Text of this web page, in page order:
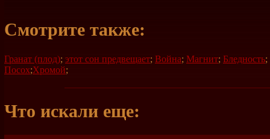
Смотрите также:
Гранат (плод); этот сон предвещает; Война; Магнит; Бледность;
Посох;Хромой;
Что искали еще: